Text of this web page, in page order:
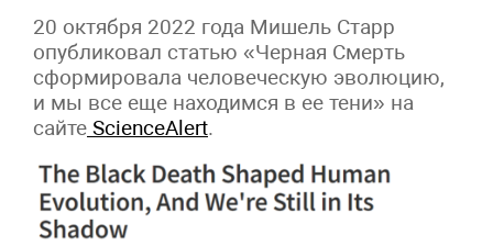
20 октября 2022 года Мишель Старр
опубликовал статью «Черная Смерть
сформировала человеческую эволюцию,
и мы все еще находимся в ее тени» на
сайте ScienceAlert.